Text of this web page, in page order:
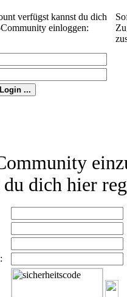
verfügst kannst du dich
einloggen:
dich hier